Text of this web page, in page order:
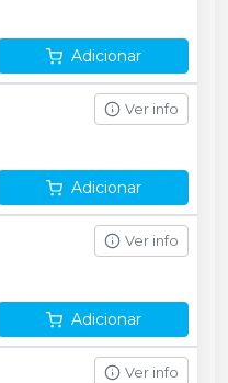
Adicionar
Ver info
Adicionar
Ver info
Adicionar
Ver info